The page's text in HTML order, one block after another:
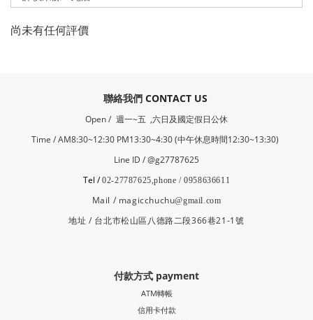
尚未有任何評價
​聯絡我們 CONTACT US
Open / 週一~五 ,六日及國定假日公休
Time / AM8:30~12:30 PM13:30~4:30 (中午休息時間12:30~13:30)
Line ID / @g27787625
Tel /02-27787625,phone / 0958636611
Mail / magicchuchu@gmail.com
地址 / 台北市松山區八德路二段366巷21-1號
付款方式 payment
ATM轉帳
信用卡付款